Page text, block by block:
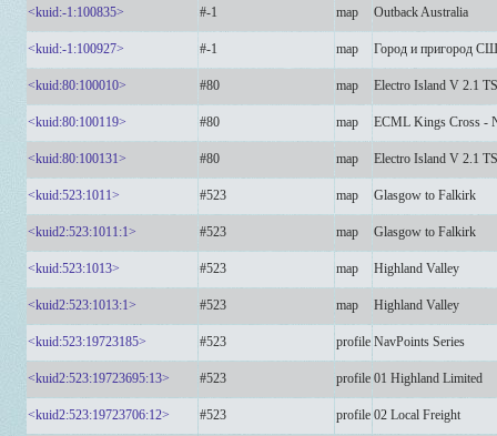
<kuid:-1:100835> #-1 map Outback Australia
<kuid:-1:100927> #-1 map Город и пригород
<kuid:80:100010> #80 map Electro Island V 2.1
<kuid:80:100119> #80 map ECML Kings Cross -
<kuid:80:100131> #80 map Electro Island V 2.1
<kuid:523:1011> #523 map Glasgow to Falkirk
<kuid2:523:1011:1> #523 map Glasgow to Falkirk
<kuid:523:1013> #523 map Highland Valley
<kuid2:523:1013:1> #523 map Highland Valley
<kuid:523:19723185> #523 profile NavPoints Series
<kuid2:523:19723695:13> #523 profile 01 Highland Limited
<kuid2:523:19723706:12> #523 profile 02 Local Freight